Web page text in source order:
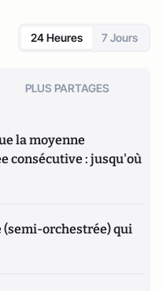
24 Heures 7 Jours
PLUS PARTAGES
la moyenne
consécutive : jusqu'où
orchestrée) qui